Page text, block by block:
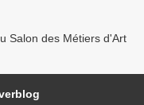
Salon des Métiers d'Art